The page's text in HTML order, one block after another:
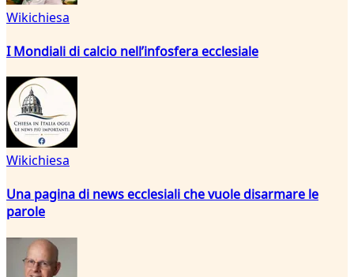
Wikichiesa
I Mondiali di calcio nell’infosfera ecclesiale
Wikichiesa
Una pagina di news ecclesiali che vuole disarmare le
parole